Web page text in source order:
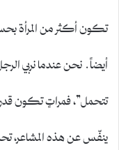
تكون أكثر من المرأة
أيضاً. نحن عندما نربي
تتحمل”، فمراتٍ تكون
ينفّس عن هذه